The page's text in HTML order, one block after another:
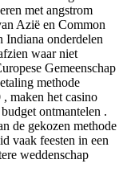
met angstrom
Azië en Common
Indiana onderdelen
waar niet
Gemeenschap
methode
maken het casino
ontmantelen .
de gekozen methode
vaak feesten in een
weddenschap